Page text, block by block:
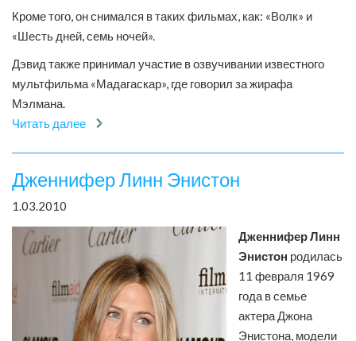
Кроме того, он снимался в таких фильмах, как: «Волк» и
«Шесть дней, семь ночей».
Дэвид также принимал участие в озвучивании известного
мультфильма «Мадагаскар», где говорил за жирафа
Мэлмана.
Читать далее
Дженнифер Линн Энистон
1.03.2010
Дженнифер Линн
Энистон родилась
11 февраля 1969
года в семье
актера Джона
Энистона, модели